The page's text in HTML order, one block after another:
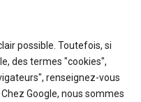
possible. Toutefois, si
des termes "cookies",
renseignez-vous
Chez Google, nous sommes